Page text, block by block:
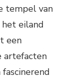
tempel van
eiland
een
artefacten